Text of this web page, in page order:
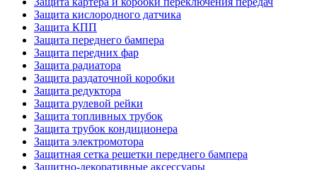
Защита кислородного датчика
Защита КПП
Защита переднего бампера
Защита передних фар
Защита радиатора
Защита раздаточной коробки
Защита редуктора
Защита рулевой рейки
Защита топливных трубок
Защита трубок кондиционера
Защита электромотора
Защитная сетка решетки переднего бампера
Защитно-декоративные аксессуары